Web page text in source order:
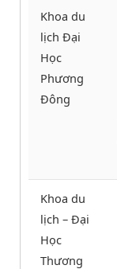
Khoa du
lịch Đại
Học
Phương
Đông
Khoa du
lịch – Đại
Học
Thương